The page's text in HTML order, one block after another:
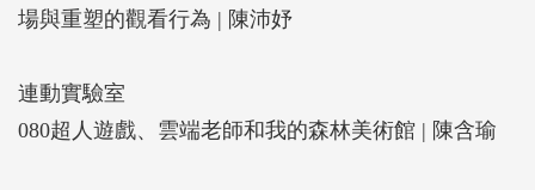
場與重塑的觀看行為 | 陳沛妤
連動實驗室
080超人遊戲、雲端老師和我的森林美術館 | 陳含瑜